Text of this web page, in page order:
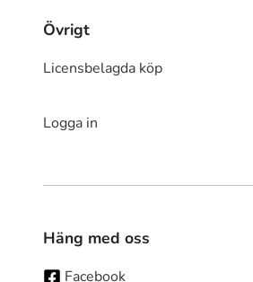
Övrigt
Licensbelagda köp
Logga in
Häng med oss
Facebook